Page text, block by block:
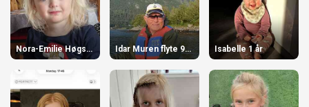
Nora-Emilie Høgstøyl-Torvik 3 år Idar Muren flyte 90 år den 29. april! Isabelle 1 år